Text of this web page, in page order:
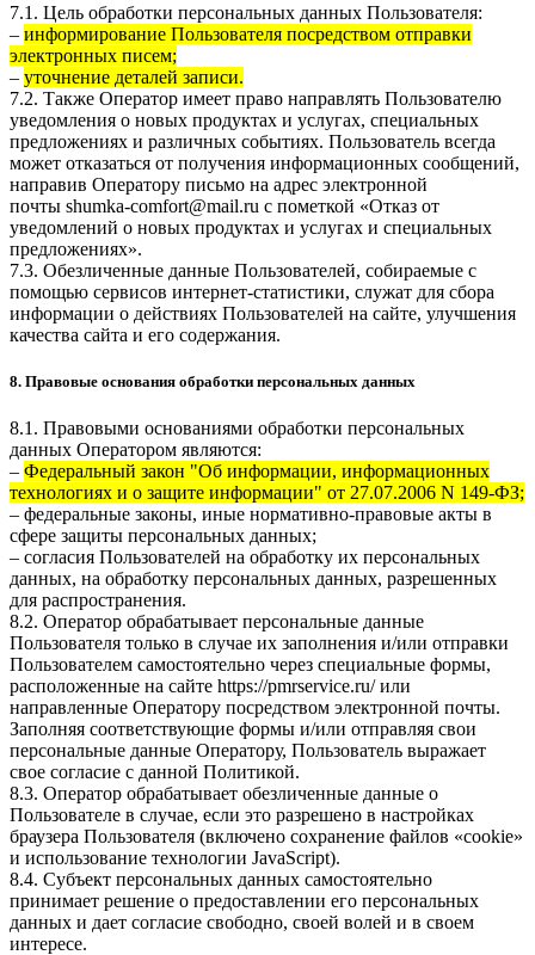
7.1. Цель обработки персональных данных Пользователя:
– информирование Пользователя посредством отправки
электронных писем;
– уточнение деталей записи.
7.2. Также Оператор имеет право направлять Пользователю
уведомления о новых продуктах и услугах, специальных
предложениях и различных событиях. Пользователь всегда
может отказаться от получения информационных сообщений,
направив Оператору письмо на адрес электронной
почты shumka-comfort@mail.ru с пометкой «Отказ от
уведомлений о новых продуктах и услугах и специальных
предложениях».
7.3. Обезличенные данные Пользователей, собираемые с
помощью сервисов интернет-статистики, служат для сбора
информации о действиях Пользователей на сайте, улучшения
качества сайта и его содержания.
8. Правовые основания обработки персональных данных
8.1. Правовыми основаниями обработки персональных
данных Оператором являются:
– Федеральный закон "Об информации, информационных
технологиях и о защите информации" от 27.07.2006 N 149-ФЗ;
– федеральные законы, иные нормативно-правовые акты в
сфере защиты персональных данных;
– согласия Пользователей на обработку их персональных
данных, на обработку персональных данных, разрешенных
для распространения.
8.2. Оператор обрабатывает персональные данные
Пользователя только в случае их заполнения и/или отправки
Пользователем самостоятельно через специальные формы,
расположенные на сайте https://pmrservice.ru/или
направленные Оператору посредством электронной почты.
Заполняя соответствующие формы и/или отправляя свои
персональные данные Оператору, Пользователь выражает
свое согласие с данной Политикой.
8.3. Оператор обрабатывает обезличенные данные о
Пользователе в случае, если это разрешено в настройках
браузера Пользователя (включено сохранение файлов «cookie»
и использование технологии JavaScript).
8.4. Субъект персональных данных самостоятельно
принимает решение о предоставлении его персональных
данных и дает согласие свободно, своей волей и в своем
интересе.